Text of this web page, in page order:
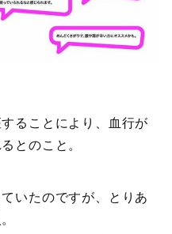
ることにより、血行が
とのこと。
いたのですが、とりあ